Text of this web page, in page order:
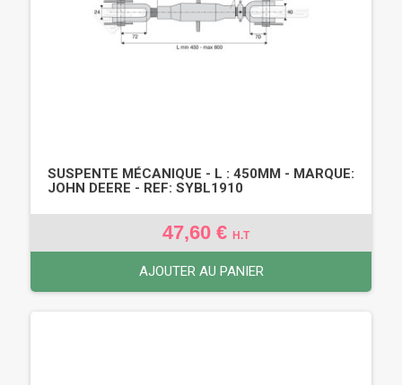
SUSPENTE MÉCANIQUE - L : 450MM - MARQUE:
JOHN DEERE - REF: SYBL1910
47,60 € H.T
AJOUTER AU PANIER